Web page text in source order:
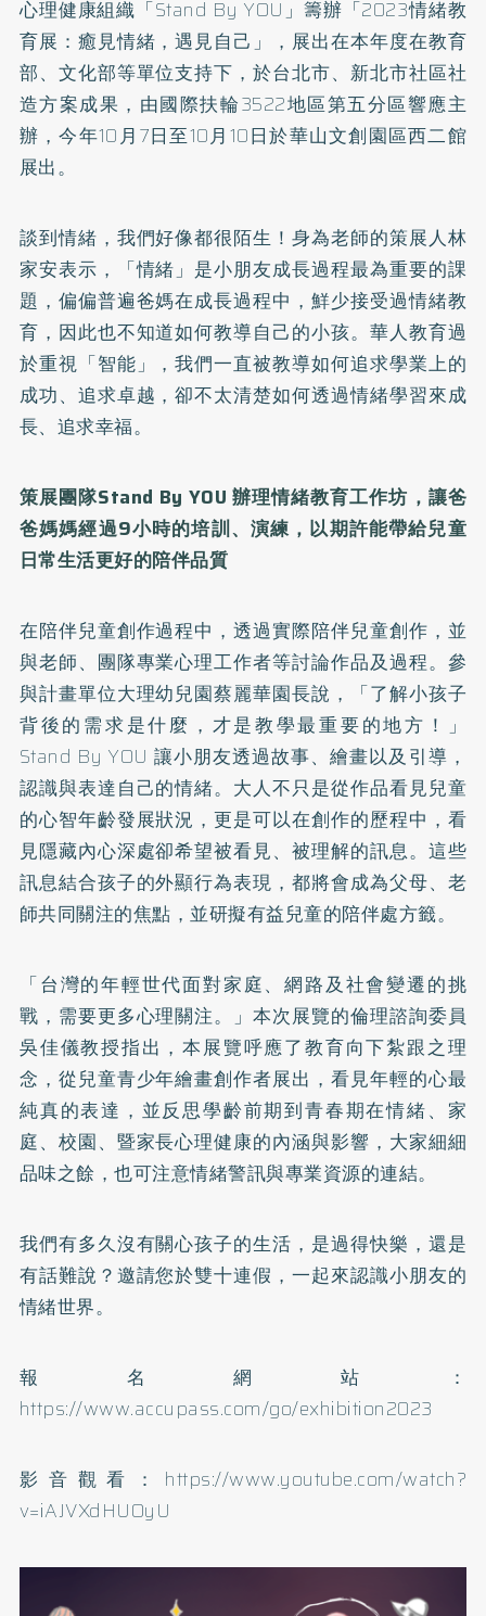
心理健康組織「Stand By YOU」籌辦「2023情緒教
育展：癒見情緒，遇見自己」，展出在本年度在教育
部、文化部等單位支持下，於台北市、新北市社區社
造方案成果，由國際扶輪3522地區第五分區響應主
辦，今年10月7日至10月10日於華山文創園區西二館
展出。
談到情緒，我們好像都很陌生！身為老師的策展人林
家安表示，「情緒」是小朋友成長過程最為重要的課
題，偏偏普遍爸媽在成長過程中，鮮少接受過情緒教
育，因此也不知道如何教導自己的小孩。華人教育過
於重視「智能」，我們一直被教導如何追求學業上的
成功、追求卓越，卻不太清楚如何透過情緒學習來成
長、追求幸福。
策展團隊Stand By YOU 辦理情緒教育工作坊，讓爸
爸媽媽經過9小時的培訓、演練，以期許能帶給兒童
日常生活更好的陪伴品質
在陪伴兒童創作過程中，透過實際陪伴兒童創作，並
與老師、團隊專業心理工作者等討論作品及過程。參
與計畫單位大理幼兒園蔡麗華園長說，「了解小孩子
背後的需求是什麼，才是教學最重要的地方！」
Stand By YOU 讓小朋友透過故事、繪畫以及引導，
認識與表達自己的情緒。大人不只是從作品看見兒童
的心智年齡發展狀況，更是可以在創作的歷程中，看
見隱藏內心深處卻希望被看見、被理解的訊息。這些
訊息結合孩子的外顯行為表現，都將會成為父母、老
師共同關注的焦點，並研擬有益兒童的陪伴處方籤。
「台灣的年輕世代面對家庭、網路及社會變遷的挑
戰，需要更多心理關注。」本次展覽的倫理諮詢委員
吳佳儀教授指出，本展覽呼應了教育向下紮跟之理
念，從兒童青少年繪畫創作者展出，看見年輕的心最
純真的表達，並反思學齡前期到青春期在情緒、家
庭、校園、暨家長心理健康的內涵與影響，大家細細
品味之餘，也可注意情緒警訊與專業資源的連結。
我們有多久沒有關心孩子的生活，是過得快樂，還是
有話難說？邀請您於雙十連假，一起來認識小朋友的
情緒世界。
報名網站：
https://www.accupass.com/go/exhibition2023
影音觀看： https://www.youtube.com/watch?
v=iAJVXdHUOyU​​​​​​​